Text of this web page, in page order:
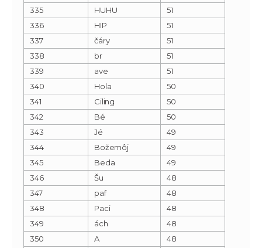
335
HUHU
51
336
HIP
51
337
čáry
51
338
br
51
339
ave
51
340
Hola
50
341
Ciling
50
342
Bé
50
343
Jé
49
344
Božemôj
49
345
Beda
49
346
Šu
48
347
paf
48
348
Paci
48
349
ách
48
350
A
48